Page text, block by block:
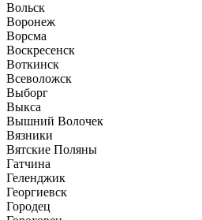
Вольск
Воронеж
Ворсма
Воскресенск
Воткинск
Всеволожск
Выборг
Выкса
Вышний Волочек
Вязники
Вятские Поляны
Гатчина
Геленджик
Георгиевск
Городец